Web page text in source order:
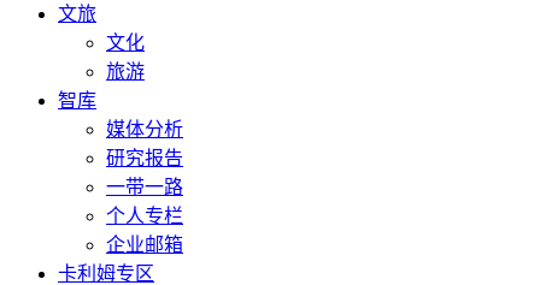
文旅
文化
旅游
智库
媒体分析
研究报告
一带一路
个人专栏
企业邮箱
卡利姆专区